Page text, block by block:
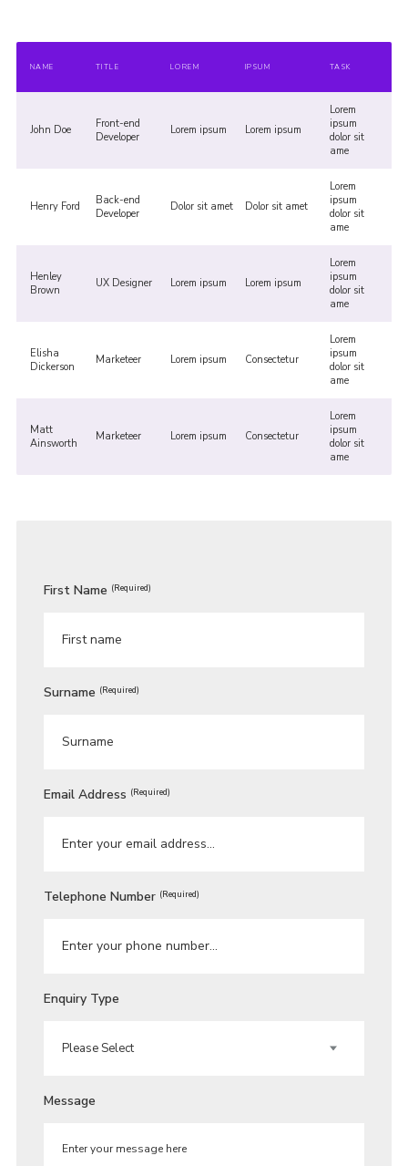
NAME TITLE LOREM IPSUM TASK
John Doe
Front-end
Developer
Lorem ipsum Lorem ipsum
Lorem
ipsum
dolor sit
ame
Henry Ford
Back-end
Developer
Dolor sit amet Dolor sit amet
Lorem
ipsum
dolor sit
ame
Henley
Brown
UX Designer Lorem ipsum Lorem ipsum
Lorem
ipsum
dolor sit
ame
Elisha
Dickerson
Marketeer Lorem ipsum Consectetur
Lorem
ipsum
dolor sit
ame
Matt
Ainsworth
Marketeer Lorem ipsum Consectetur
Lorem
ipsum
dolor sit
ame
First Name (Required)
Surname (Required)
Email Address (Required)
Telephone Number (Required)
Enquiry Type
Message